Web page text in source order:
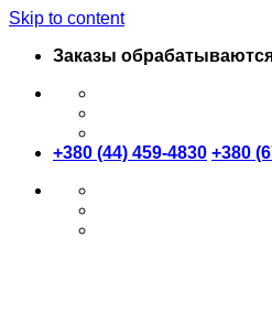
Skip to content
Заказы
+380 (44) 459-4830 +380